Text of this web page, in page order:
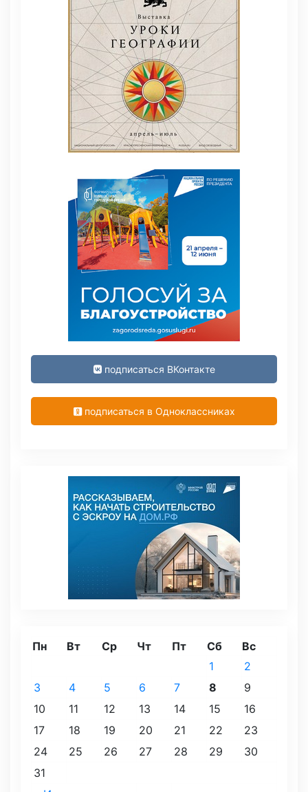
подписаться ВКонтакте
подписаться в Одноклассниках
Пн Вт Ср Чт Пт Сб Вс
1
2
3
4 5 6 7 8
9
10
11 12 13 14 15
16
17
18 19 20 21 22
23
24
25 26 27 28 29
30
31